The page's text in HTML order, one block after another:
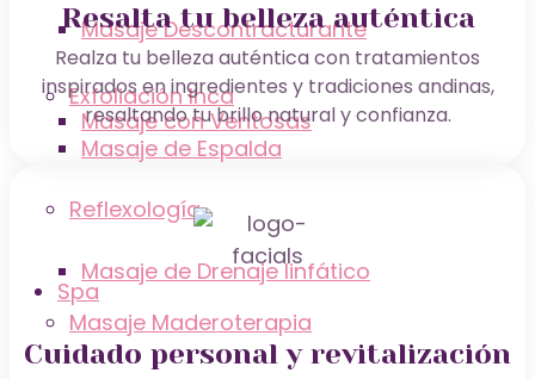
Masaje con Ventosas
Masaje de Drenaje linfático
Exfoliación Inca
Reflexología
Masaje Maderoterapia
Masaje Descontracturante
Masaje de Espalda
Spa
Resalta tu belleza auténtica
Realza tu belleza auténtica con tratamientos
inspirados en ingredientes y tradiciones andinas,
resaltando tu brillo natural y confianza.
Cuidado personal y revitalización